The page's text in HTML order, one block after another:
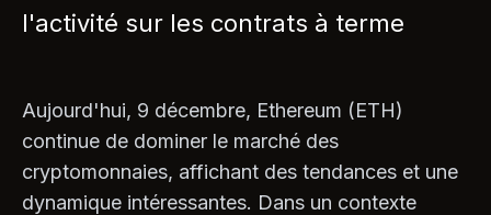
l'activité sur les contrats à terme
Aujourd'hui, 9 décembre, Ethereum (ETH)
continue de dominer le marché des
cryptomonnaies, affichant des tendances et une
dynamique intéressantes. Dans un contexte